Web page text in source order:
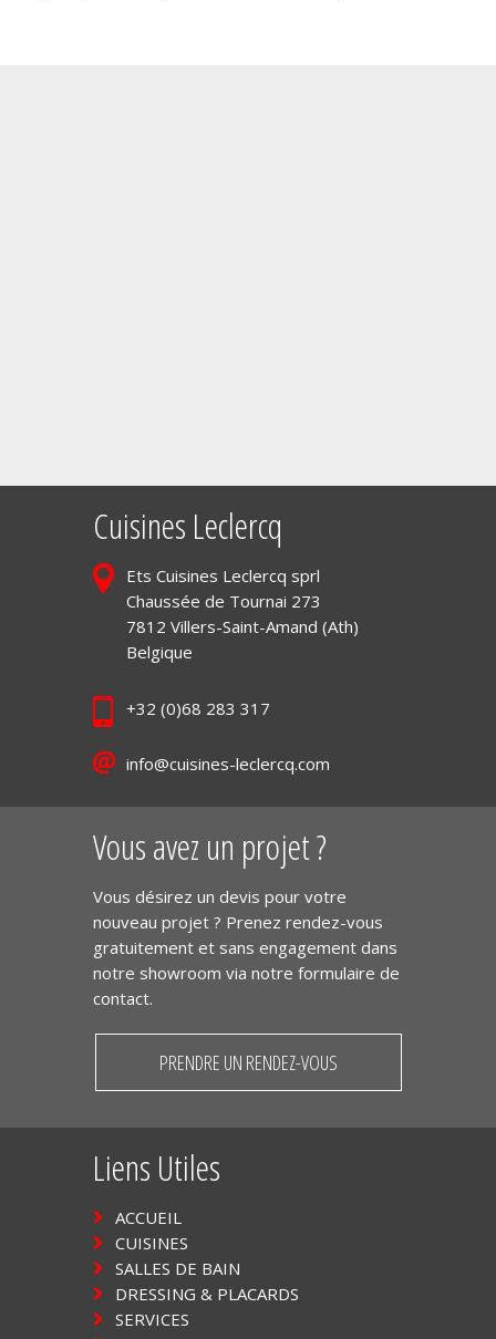
Cuisines Leclercq
Ets Cuisines Leclercq sprl
Chaussée de Tournai 273
7812 Villers-Saint-Amand (Ath)
Belgique
+32 (0)68 283 317
info@cuisines-leclercq.com
Vous avez un projet ?
Vous désirez un devis pour votre
nouveau projet ? Prenez rendez-vous
gratuitement et sans engagement dans
notre showroom via notre formulaire de
contact.
PRENDRE UN RENDEZ-VOUS
Liens Utiles
ACCUEIL
CUISINES
SALLES DE BAIN
DRESSING & PLACARDS
SERVICES